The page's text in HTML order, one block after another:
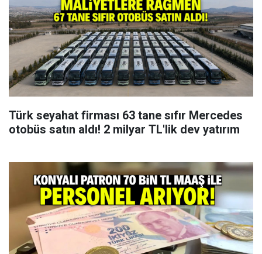
Türk seyahat firması 63 tane sıfır Mercedes
otobüs satın aldı! 2 milyar TL'lik dev yatırım